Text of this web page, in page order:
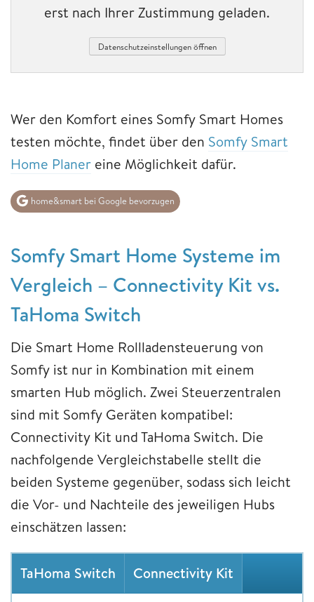
erst nach Ihrer Zustimmung geladen.
Datenschutzeinstellungen öffnen
Wer den Komfort eines Somfy Smart Homes
testen möchte, findet über den Somfy Smart
Home Planer eine Möglichkeit dafür.
home&smart bei Google bevorzugen
Somfy Smart Home Systeme im
Vergleich – Connectivity Kit vs.
TaHoma Switch
Die Smart Home Rollladensteuerung von
Somfy ist nur in Kombination mit einem
smarten Hub möglich. Zwei Steuerzentralen
sind mit Somfy Geräten kompatibel:
Connectivity Kit und TaHoma Switch. Die
nachfolgende Vergleichstabelle stellt die
beiden Systeme gegenüber, sodass sich leicht
die Vor- und Nachteile des jeweiligen Hubs
einschätzen lassen:
TaHoma Switch Connectivity Kit